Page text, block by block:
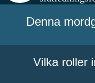
Denna
Vilka roller